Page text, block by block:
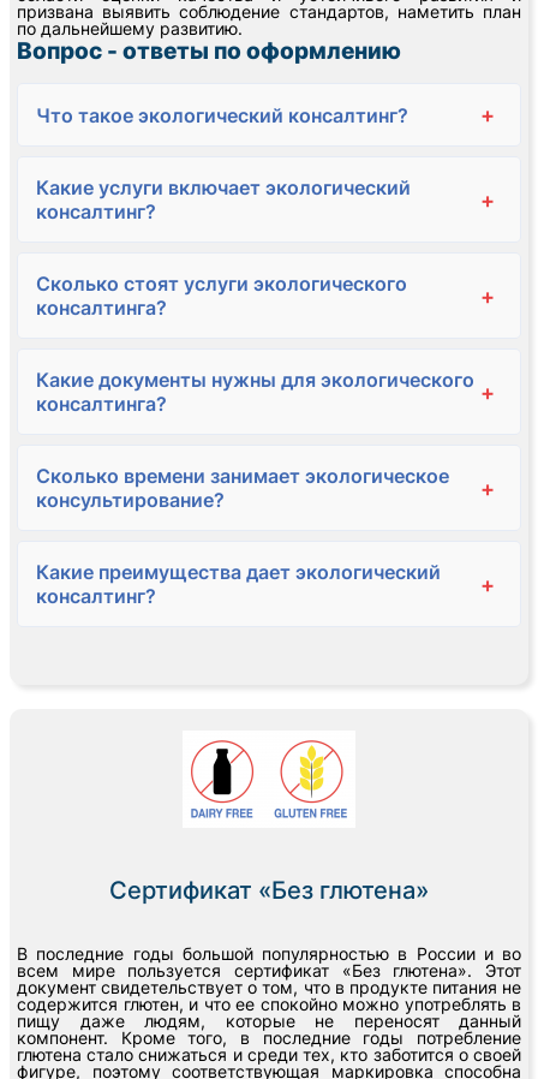
призвана выявить соблюдение стандартов, наметить план
по дальнейшему развитию.
Вопрос - ответы по оформлению
Что такое экологический консалтинг? +
Какие услуги включает экологический
консалтинг?
+
Сколько стоят услуги экологического
консалтинга?
+
Какие документы нужны для экологического
консалтинга?
+
Сколько времени занимает экологическое
консультирование?
+
Какие преимущества дает экологический
консалтинг?
+
Сертификат «Без глютена»
В последние годы большой популярностью в России и во
всем мире пользуется сертификат «Без глютена». Этот
документ свидетельствует о том, что в продукте питания не
содержится глютен, и что ее спокойно можно употреблять в
пищу даже людям, которые не переносят данный
компонент. Кроме того, в последние годы потребление
глютена стало снижаться и среди тех, кто заботится о своей
фигуре, поэтому соответствующая маркировка способна